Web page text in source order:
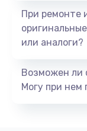
При ремонте
или аналоги?
Возможен ли
Могу при нем